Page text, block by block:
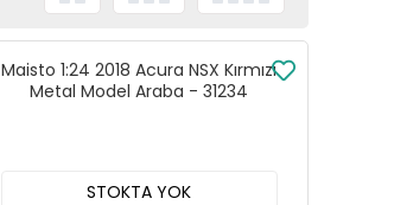
Maisto 1:24 2018 Acura NSX Kırmızı
Metal Model Araba - 31234
STOKTA YOK